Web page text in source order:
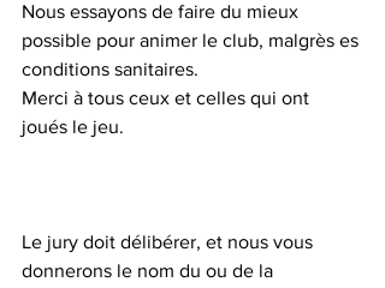
Nous essayons de faire du mieux
possible pour animer le club, malgrès es
conditions sanitaires.
Merci à tous ceux et celles qui ont
joués le jeu.
Le jury doit délibérer, et nous vous
donnerons le nom du ou de la